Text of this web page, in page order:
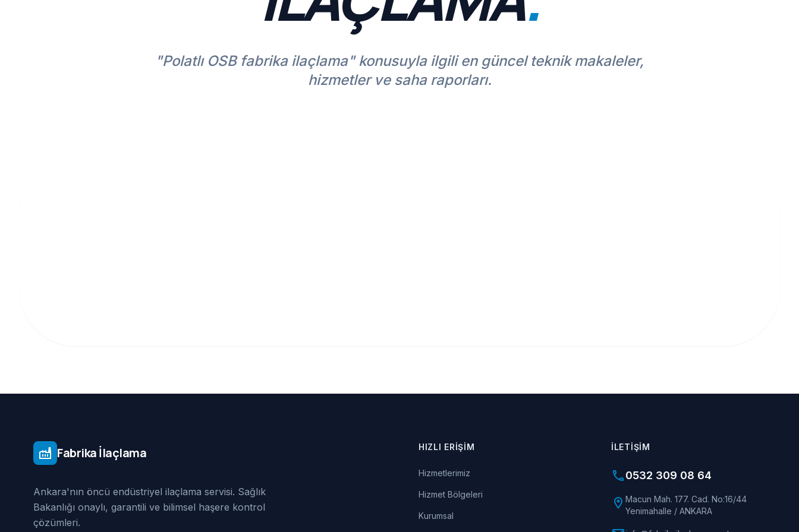
"Polatlı OSB fabrika ilaçlama" konusuyla ilgili en güncel teknik makaleler,
hizmetler ve saha raporları.
factory Fabrika İlaçlama
Ankara'nın öncü endüstriyel ilaçlama servisi. Sağlık
Bakanlığı onaylı, garantili ve bilimsel haşere kontrol
çözümleri.
HIZLI ERIŞIM
Hizmetlerimiz
Hizmet Bölgeleri
Kurumsal
İLETIŞIM
phone0532 309 08 64
location_on Macun Mah. 177. Cad. No:16/44
Yenimahalle / ANKARA